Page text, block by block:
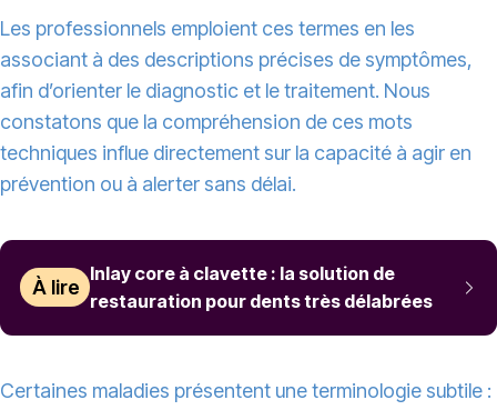
Les professionnels emploient ces termes en les
associant à des descriptions précises de symptômes,
afin d’orienter le diagnostic et le traitement. Nous
constatons que la compréhension de ces mots
techniques influe directement sur la capacité à agir en
prévention ou à alerter sans délai.
À lire
Inlay core à clavette : la solution de
restauration pour dents très délabrées
Certaines maladies présentent une terminologie subtile :